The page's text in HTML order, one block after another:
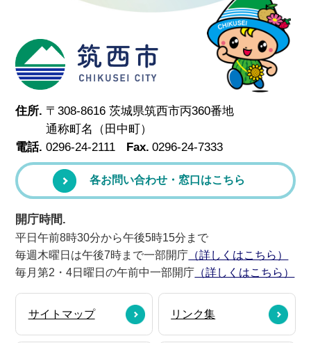
筑西市
住所. 〒308-8616 茨城県筑西市丙360番地
通称町名（田中町）
電話. 0296-24-2111 Fax. 0296-24-7333
各お問い合わせ・窓口はこちら
開庁時間.
平日午前8時30分から午後5時15分まで
毎週木曜日は午後7時まで一部開庁 （詳しくはこちら）
毎月第2・4日曜日の午前中一部開庁 （詳しくはこちら）
サイトマップ リンク集